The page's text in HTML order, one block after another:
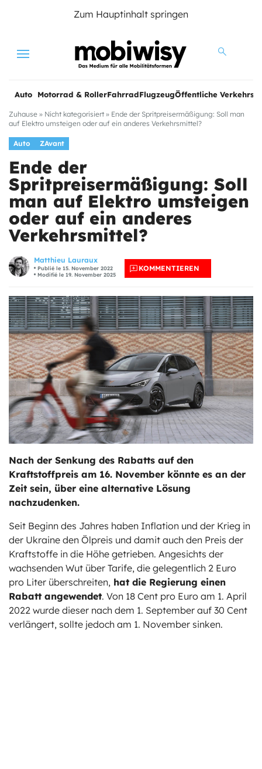
Zum Hauptinhalt springen
Menu
Auto Motorrad & RollerFahrradFlugzeugÖffentliche
Zuhause » Nicht kategorisiert » Ende der Spritpreisermäßigung: Soll man
auf Elektro umsteigen oder auf ein anderes Verkehrsmittel?
Auto ZAvant
Ende der
Spritpreisermäßigung: Soll
man auf Elektro umsteigen
oder auf ein anderes
Verkehrsmittel?
Matthieu Lauraux
Publié le 15. November 2022
Modifié le 19. November 2025
KOMMENTIEREN
Nach der Senkung des Rabatts auf den
Kraftstoffpreis am 16. November könnte es an der
Zeit sein, über eine alternative Lösung
nachzudenken.
Seit Beginn des Jahres haben Inflation und der Krieg in
der Ukraine den Ölpreis und damit auch den Preis der
Kraftstoffe in die Höhe getrieben. Angesichts der
wachsenden Wut über Tarife, die gelegentlich 2 Euro
pro Liter überschreiten, hat die Regierung einen
Rabatt angewendet. Von 18 Cent pro Euro am 1. April
2022 wurde dieser nach dem 1. September auf 30 Cent
verlängert, sollte jedoch am 1. November sinken.